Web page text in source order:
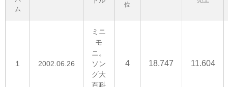
ム
位
１ 2002.06.26
ミニ
モ
ニ。
ソン
グ大
百科
4 18.747 11.604